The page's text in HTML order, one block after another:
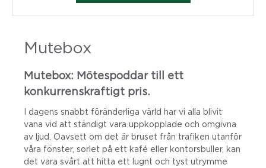
Mutebox
Mutebox: Mötespoddar till ett
konkurrenskraftigt pris.
I dagens snabbt föränderliga värld har vi alla blivit
vana vid att ständigt vara uppkopplade och omgivna
av ljud. Oavsett om det är bruset från trafiken utanför
våra fönster, sorlet på ett kafé eller kontorsbuller, kan
det vara svårt att hitta ett lugnt och tyst utrymme